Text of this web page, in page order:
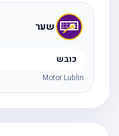
שער
כובש
Motor Lublin